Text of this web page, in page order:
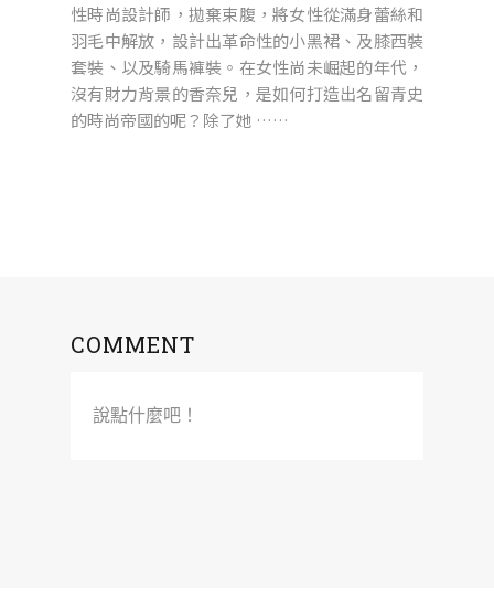
性時尚設計師，拋棄束腹，將女性從滿身蕾絲和
羽毛中解放，設計出革命性的小黑裙、及膝西裝
套裝、以及騎馬褲裝。在女性尚未崛起的年代，
沒有財力背景的香奈兒，是如何打造出名留青史
的時尚帝國的呢？除了她 ……
COMMENT
說點什麼吧！